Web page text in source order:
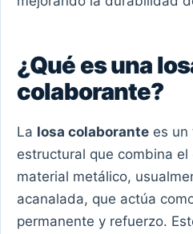
¿Qué es una
colaborante?
La losa colaborante es un
estructural que combina el
material metálico,
acanalada, que actúa
permanente y refuerzo.